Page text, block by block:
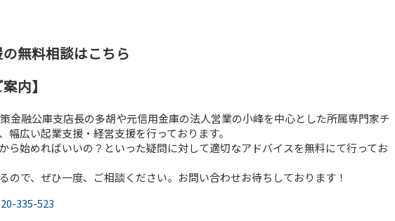
無料相談はこちら
内】
金融公庫支店長の多胡や元信用金庫の法人営業の小峰を中心とした所属専門家チ
幅広い起業支援・経営支援を行っております。
ら始めればいいの？といった疑問に対して適切なアドバイスを無料にて行ってお
ので、ぜひ一度、ご相談ください。お問い合わせお待ちしております！
335-523